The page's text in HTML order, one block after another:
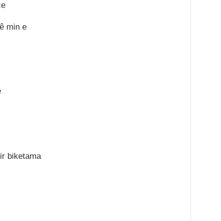
min e
biketama